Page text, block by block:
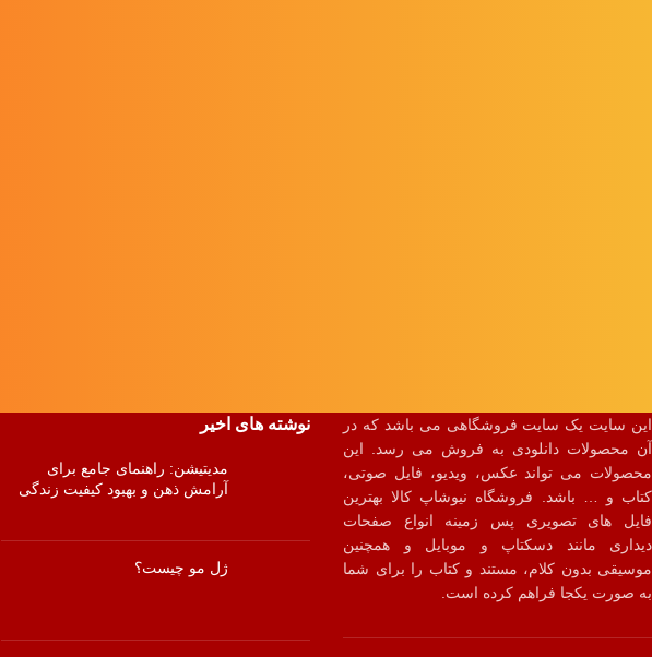
این سایت یک سایت فروشگاهی می باشد که در
آن محصولات دانلودی به فروش می رسد. این
محصولات می تواند عکس، ویدیو، فایل صوتی،
کتاب و … باشد. فروشگاه نیوشاپ کالا بهترین
فایل های تصویری پس زمینه انواع صفحات
دیداری مانند دسکتاپ و موبایل و همچنین
موسیقی بدون کلام، مستند و کتاب را برای شما
به صورت یکجا فراهم کرده است.
نوشته های اخیر
مدیتیشن: راهنمای جامع برای
آرامش ذهن و بهبود کیفیت زندگی
ژل مو چیست؟